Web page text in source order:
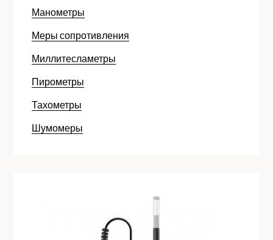
Манометры
Меры сопротивления
Миллитесламетры
Пирометры
Тахометры
Шумомеры